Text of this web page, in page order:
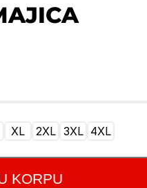
XL 2XL 3XL 4XL
KORPU